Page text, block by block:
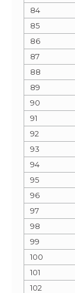
84
85
86
87
88
89
90
91
92
93
94
95
96
97
98
99
100
101
102